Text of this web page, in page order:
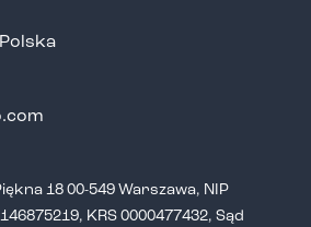
18 00-549 Warszawa, NIP
KRS 0000477432, Sąd